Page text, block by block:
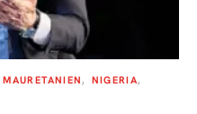
MAURETANIEN
NIGERIA